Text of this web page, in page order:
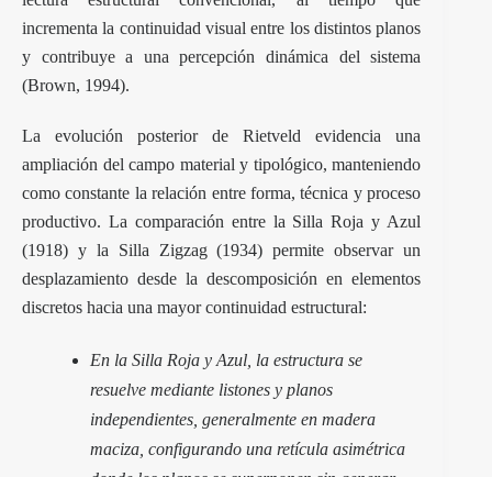
incrementa la continuidad visual entre los distintos planos
y contribuye a una percepción dinámica del sistema
(Brown, 1994).
La evolución posterior de Rietveld evidencia una
ampliación del campo material y tipológico, manteniendo
como constante la relación entre forma, técnica y proceso
productivo. La comparación entre la Silla Roja y Azul
(1918) y la Silla Zigzag (1934) permite observar un
desplazamiento desde la descomposición en elementos
discretos hacia una mayor continuidad estructural:
En la Silla Roja y Azul, la estructura se
resuelve mediante listones y planos
independientes, generalmente en madera
maciza, configurando una retícula asimétrica